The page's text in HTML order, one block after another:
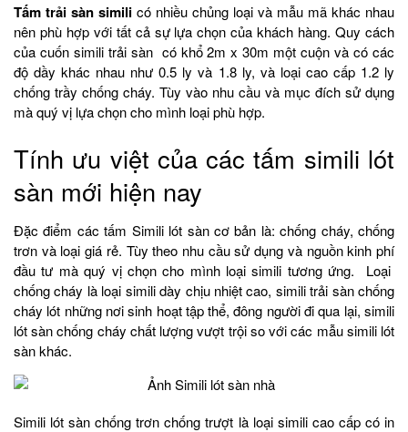
Tấm trải sàn simili có nhiều chủng loại và mẫu mã khác nhau
nên phù hợp với tất cả sự lựa chọn của khách hàng. Quy cách
của cuốn simili trải sàn có khổ 2m x 30m một cuộn và có các
độ dầy khác nhau như 0.5 ly và 1.8 ly, và loại cao cấp 1.2 ly
chống trầy chống cháy. Tùy vào nhu cầu và mục đích sử dụng
mà quý vị lựa chọn cho mình loại phù hợp.
Tính ưu việt của các tấm simili lót
sàn mới hiện nay
Đặc điểm các tấm Simili lót sàn cơ bản là: chống cháy, chống
trơn và loại giá rẻ. Tùy theo nhu cầu sử dụng và nguồn kinh phí
đầu tư mà quý vị chọn cho mình loại simili tương ứng. Loại
chống cháy là loại simili dày chịu nhiệt cao, simili trải sàn chống
cháy lót những nơi sinh hoạt tập thể, đông người đi qua lại, simili
lót sàn chống cháy chất lượng vượt trội so với các mẫu simili lót
sàn khác.
Simili lót sàn chống trơn chống trượt là loại simili cao cấp có in